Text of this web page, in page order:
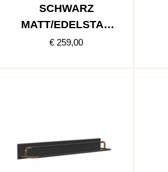
SCHWARZ
MATT/EDELSTAH
L POLIERT
€ 259,00